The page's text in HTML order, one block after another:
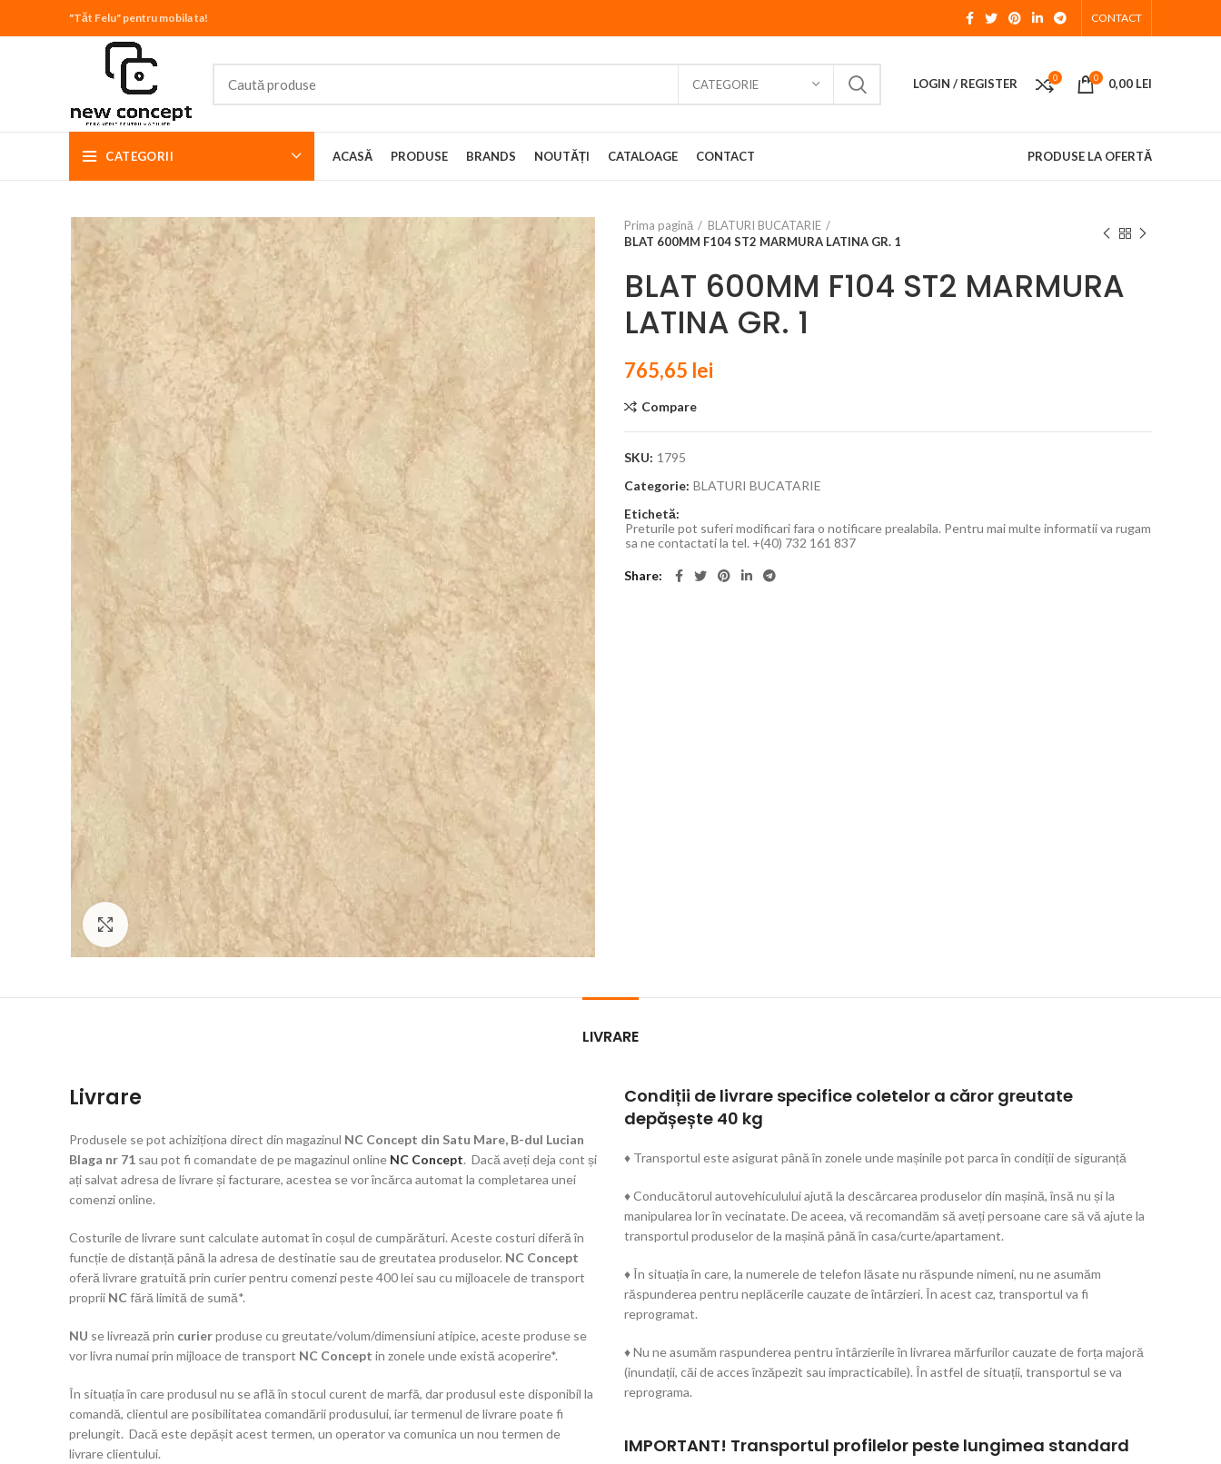
"Tăt Felu" pentru mobila ta! CONTACT
CATEGORIE LOGIN / REGISTER 0 0 0,00 LEI
CATEGORII ACASĂ PRODUSE BRANDS NOUTĂȚI CATALOAGE CONTACT PRODUSE LA OFERTĂ
Click to enlarge
Prima pagină
BLATURI BUCATARIE
BLAT 600MM F104 ST2 MARMURA LATINA GR. 1
BLAT 600MM F104 ST2 MARMURA
LATINA GR. 1
765,65 lei
Compare
SKU: 1795
Categorie: BLATURI BUCATARIE
Etichetă:
Preturile pot suferi modificari fara o notificare prealabila. Pentru mai multe informatii va rugam
sa ne contactati la tel. +(40) 732 161 837
Share
LIVRARE
Livrare
Produsele se pot achiziționa direct din magazinul NC Concept din Satu Mare, B-dul Lucian
Blaga nr 71 sau pot fi comandate de pe magazinul online NC Concept. Dacă aveți deja cont și
ați salvat adresa de livrare și facturare, acestea se vor încărca automat la completarea unei
comenzi online.
Costurile de livrare sunt calculate automat în coșul de cumpărături. Aceste costuri diferă în
funcție de distanță până la adresa de destinatie sau de greutatea produselor. NC Concept
oferă livrare gratuită prin curier pentru comenzi peste 400 lei sau cu mijloacele de transport
proprii NC fără limită de sumă*.
NU se livrează prin curierproduse cu greutate/volum/dimensiuni atipice, aceste produse se
vor livra numai prin mijloace de transport NC Concept in zonele unde există acoperire*.
În situația în care produsul nu se află în stocul curent de marfă, dar produsul este disponibil la
comandă, clientul are posibilitatea comandării produsului, iar termenul de livrare poate fi
prelungit. Dacă este depășit acest termen, un operator va comunica un nou termen de
livrare clientului.
Condiții de livrare specifice coletelor a căror greutate
depășește 40 kg
♦ Transportul este asigurat până în zonele unde mașinile pot parca în condiții de siguranță
♦ Conducătorul autovehiculului ajută la descărcarea produselor din mașină, însă nu și la
manipularea lor în vecinatate. De aceea, vă recomandăm să aveți persoane care să vă ajute la
transportul produselor de la mașină până în casa/curte/apartament.
♦ În situația în care, la numerele de telefon lăsate nu răspunde nimeni, nu ne asumăm
răspunderea pentru neplăcerile cauzate de întârzieri. În acest caz, transportul va fi
reprogramat.
♦ Nu ne asumăm raspunderea pentru întârzierile în livrarea mărfurilor cauzate de forța majoră
(inundații, căi de acces înzăpezit sau impracticabile). În astfel de situații, transportul se va
reprograma.
IMPORTANT! Transportul profilelor peste lungimea standard